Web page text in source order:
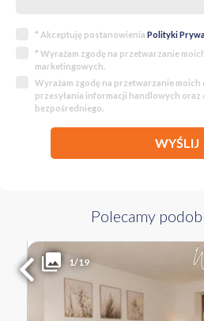
* Akceptuję postanowienia Polityki
* Wyrażam zgodę na przetwarzanie
marketingowych.
Wyrażam zgodę na przetwarzanie
przesyłania informacji handlowych oraz
bezpośredniego.
WYŚLIJ
Polecamy
1/19Liczba pokoi
76.74 m
MAZOWIECKIE Warszawa